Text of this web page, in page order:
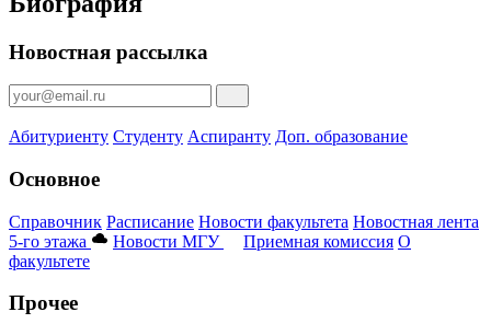
Новостная рассылка
Абитуриенту Студенту Аспиранту Доп. образование
Основное
Справочник Расписание Новости факультета Новостная лента
5-го этажа
Новости МГУ Приемная комиссия О
факультете
Прочее